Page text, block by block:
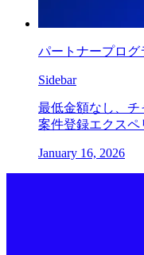
パートナープログ
Sidebar
最低金額なし、
案件登録エクスペ
January 16, 2026